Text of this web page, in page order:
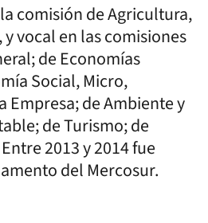
comisión de Agricultura,
y vocal en las comisiones
de Economías
Social, Micro,
Empresa; de Ambiente y
de Turismo; de
2013 y 2014 fue
del Mercosur.